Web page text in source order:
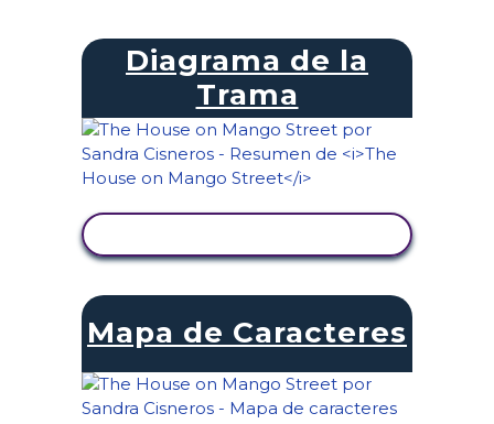
Diagrama de la
Trama
Mapa de Caracteres